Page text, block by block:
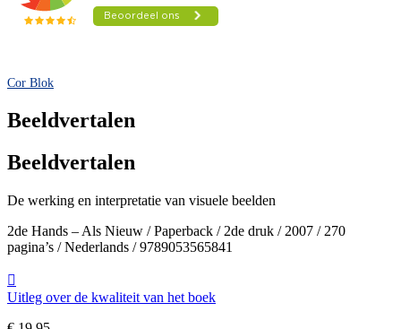
Cor Blok
Beeldvertalen
Beeldvertalen
De werking en interpretatie van visuele beelden
2de Hands – Als Nieuw / Paperback / 2de druk / 2007 / 270
pagina’s / Nederlands / 9789053565841
Uitleg over de kwaliteit van het boek